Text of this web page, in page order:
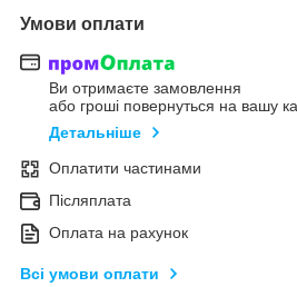
Умови оплати
Ви отримаєте замовлення
або гроші повернуться на вашу
Детальніше
Оплатити частинами
Післяплата
Оплата на рахунок
Всі умови оплати